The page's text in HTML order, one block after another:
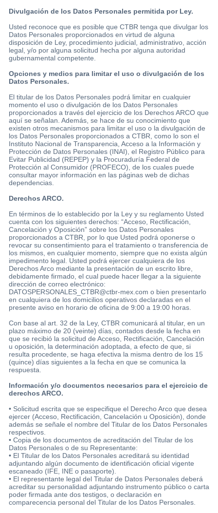
Divulgación de los Datos Personales permitida por Ley.
Usted reconoce que es posible que CTBR tenga que divulgar los
Datos Personales proporcionados en virtud de alguna
disposición de Ley, procedimiento judicial, administrativo, acción
legal, y/o por alguna solicitud hecha por alguna autoridad
gubernamental competente.
Opciones y medios para limitar el uso o divulgación de los
Datos Personales.
El titular de los Datos Personales podrá limitar en cualquier
momento el uso o divulgación de los Datos Personales
proporcionados a través del ejercicio de los Derechos ARCO que
aquí se señalan. Además, se hace de su conocimiento que
existen otros mecanismos para limitar el uso o la divulgación de
los Datos Personales proporcionados a CTBR, como lo son el
Instituto Nacional de Transparencia, Acceso a la Información y
Protección de Datos Personales (INAI), el Registro Público para
Evitar Publicidad (REPEP) y la Procuraduría Federal de
Protección al Consumidor (PROFECO), de los cuales puede
consultar mayor información en las páginas web de dichas
dependencias.
Derechos ARCO.
En términos de lo establecido por la Ley y su reglamento Usted
cuenta con los siguientes derechos: “Acceso, Rectificación,
Cancelación y Oposición” sobre los Datos Personales
proporcionados a CTBR, por lo que Usted podrá oponerse o
revocar su consentimiento para el tratamiento o transferencia de
los mismos, en cualquier momento, siempre que no exista algún
impedimento legal. Usted podrá ejercer cualquiera de los
Derechos Arco mediante la presentación de un escrito libre,
debidamente firmado, el cual puede hacer llegar a la siguiente
dirección de correo electrónico:
DATOSPERSONALES_CTBR@ctbr-mex.com o bien presentarlo
en cualquiera de los domicilios operativos declaradas en el
presente aviso en horario de oficina de 9:00 a 19:00 horas.
Con base al art. 32 de la Ley, CTBR comunicará al titular, en un
plazo máximo de 20 (veinte) días, contados desde la fecha en
que se recibió la solicitud de Acceso, Rectificación, Cancelación
u oposición, la determinación adoptada, a efecto de que, si
resulta procedente, se haga efectiva la misma dentro de los 15
(quince) días siguientes a la fecha en que se comunica la
respuesta.
Información y/o documentos necesarios para el ejercicio de
derechos ARCO.
• Solicitud escrita que se especifique el Derecho Arco que desea
ejercer (Acceso, Rectificación, Cancelación u Oposición), donde
además se señale el nombre del Titular de los Datos Personales
respectivos.
• Copia de los documentos de acreditación del Titular de los
Datos Personales o de su Representante:
• El Titular de los Datos Personales acreditará su identidad
adjuntando algún documento de identificación oficial vigente
escaneado (IFE, INE o pasaporte).
• El representante legal del Titular de Datos Personales deberá
acreditar su personalidad adjuntando instrumento público o carta
poder firmada ante dos testigos, o declaración en
comparecencia personal del Titular de los Datos Personales.